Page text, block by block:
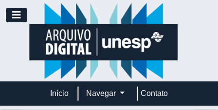
Skip to main content
Toggle navigation
Início Navegar Contato